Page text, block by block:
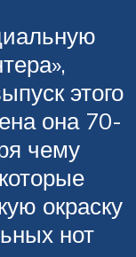
этого
она 70-
чему
окраску
нот